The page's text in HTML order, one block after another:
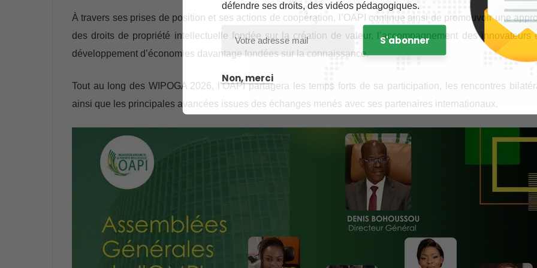
À travers ses prises de position et ses actions de coopération, l’OAPI continue ainsi de promouvoir une
des droits de propriété intellectuelle fondée sur la création de valeur, l’accompagnement des innovateurs
développement d’économies davantage fondées sur la connaissance.
Tout au long des WIPOGA 2026, l’OAPI partagera les temps forts de sa participation, les rencontres
ainsi que les principales avancées issues des échanges menés avec ses partenaires internationaux.
défendre ses droits, des vidéos pédagogiques.
Non, merci